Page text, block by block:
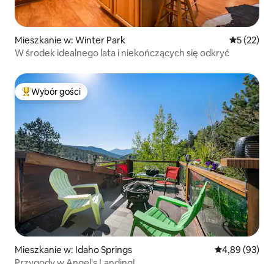
Mieszkanie w: Winter Park Średnia
5 (22)
W środek idealnego lata i niekończących się odkryć
Najpopularniejsze z kategorii Wybór gości
Wybór gości
Mieszkanie w: Idaho Springs Średnia
4,89 (93)